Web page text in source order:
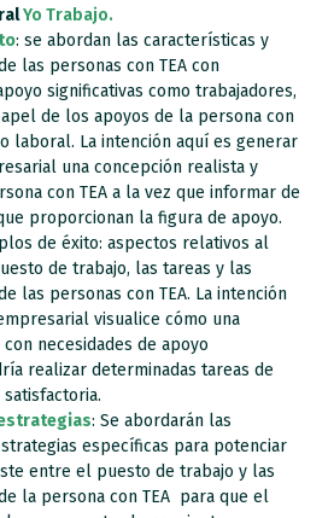
Yo Trabajo.
: se abordan las características y
las personas con TEA con
significativas como trabajadores,
de los apoyos de la persona con
laboral. La intención aquí es generar
una concepción realista y
con TEA a la vez que informar de
proporcionan la figura de apoyo.
de éxito: aspectos relativos al
de trabajo, las tareas y las
las personas con TEA. La intención
visualice cómo una
con necesidades de apoyo
realizar determinadas tareas de
: Se abordarán las
específicas para potenciar
entre el puesto de trabajo y las
la persona con TEA para que el